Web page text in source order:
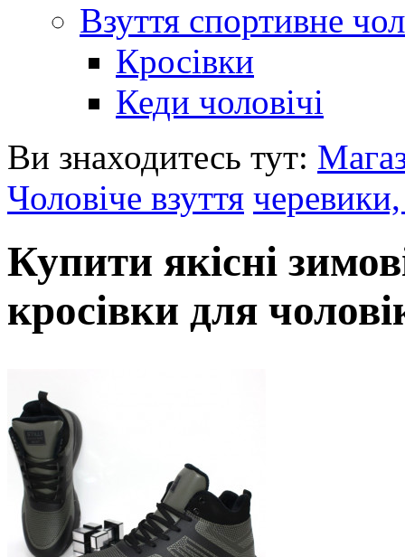
Взуття спортивне
Кросівки
Кеди чоловічі
Ви знаходитесь тут:
Чоловіче взуття
Купити якісні
кросівки для